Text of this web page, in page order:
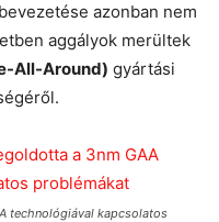
azonban nem
aggályok merültek
All-Around) gyártási
technológiával kapcsolatos